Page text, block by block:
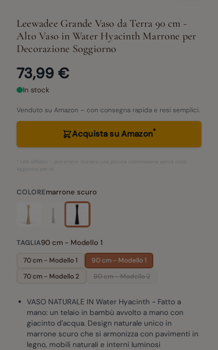
Leewadee Grande Vaso da Terra 90 cm -
Alto Vaso in Water Hyacinth Marrone per
Decorazione Soggiorno
73,99 €
In stock
Venduto su Amazon – con consegna rapida e resi semplici.
Acquista su Amazon*
* Link affiliato – potremmo ricevere una piccola commissione senza costi
aggiuntivi per te.
COLOREmarrone scuro
TAGLIA90 cm - Modello 1
70 cm - Modello 1
90 cm - Modello 1
70 cm - Modello 2
90 cm - Modello 2
VASO NATURALE IN Water Hyacinth - Fatto a
mano: un telaio in bambù avvolto a mano con
giacinto d'acqua. Design naturale unico in
marrone scuro che si armonizza con pavimenti in
legno, mobili naturali e interni luminosi